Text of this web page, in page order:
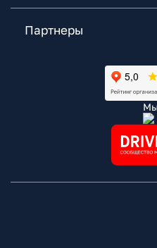
Партнеры